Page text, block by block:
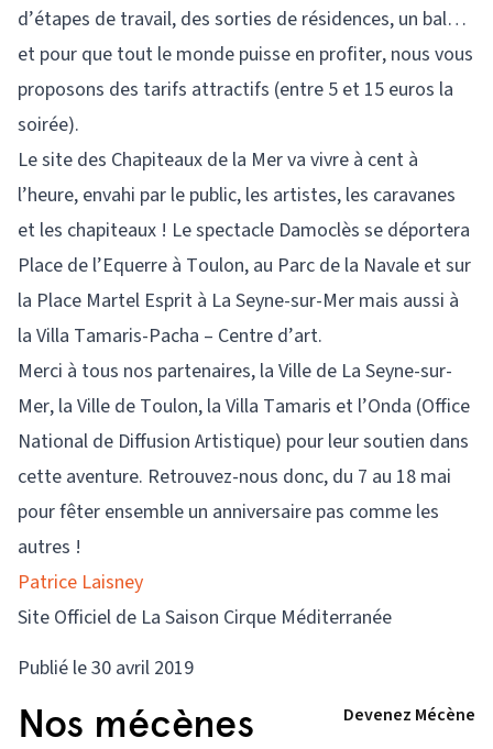
d’étapes de travail, des sorties de résidences, un bal…
et pour que tout le monde puisse en profiter, nous vous
proposons des tarifs attractifs (entre 5 et 15 euros la
soirée).
Le site des Chapiteaux de la Mer va vivre à cent à
l’heure, envahi par le public, les artistes, les caravanes
et les chapiteaux ! Le spectacle Damoclès se déportera
Place de l’Equerre à Toulon, au Parc de la Navale et sur
la Place Martel Esprit à La Seyne-sur-Mer mais aussi à
la Villa Tamaris-Pacha – Centre d’art.
Merci à tous nos partenaires, la Ville de La Seyne-sur-
Mer, la Ville de Toulon, la Villa Tamaris et l’Onda (Office
National de Diffusion Artistique) pour leur soutien dans
cette aventure. Retrouvez-nous donc, du 7 au 18 mai
pour fêter ensemble un anniversaire pas comme les
autres !
Patrice Laisney
Site Officiel de La Saison Cirque Méditerranée
Publié le 30 avril 2019
Nos mécènes Devenez Mécène